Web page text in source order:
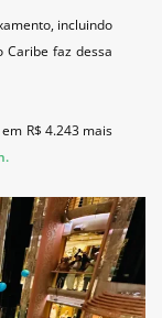
incluindo
Caribe faz dessa
R$ 4.243 mais